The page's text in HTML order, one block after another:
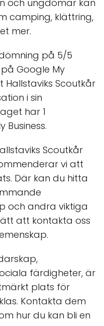
och ungdomar kan
camping, klättring,
mer.
på 5/5
Google My
Hallstaviks Scoutkår
i sin
har 1
Business.
Scoutkår
vi att
Där kan du hitta
och andra viktiga
att kontakta oss
färdigheter, är
plats för
Kontakta dem
hur du kan bli en